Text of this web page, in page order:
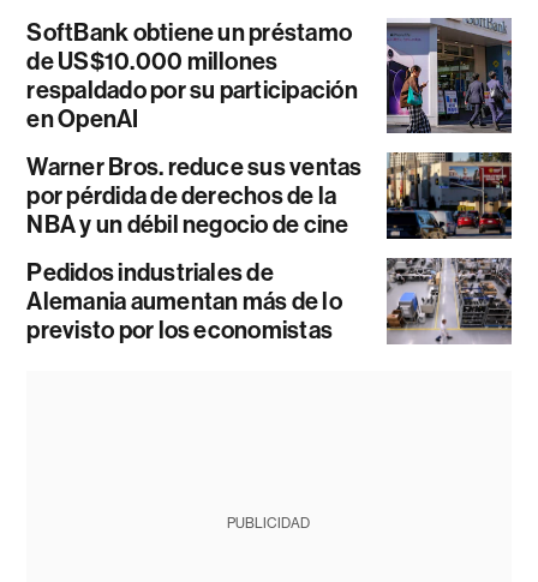
SoftBank obtiene un préstamo
de US$10.000 millones
respaldado por su participación
en OpenAI
Warner Bros. reduce sus ventas
por pérdida de derechos de la
NBA y un débil negocio de cine
Pedidos industriales de
Alemania aumentan más de lo
previsto por los economistas
PUBLICIDAD